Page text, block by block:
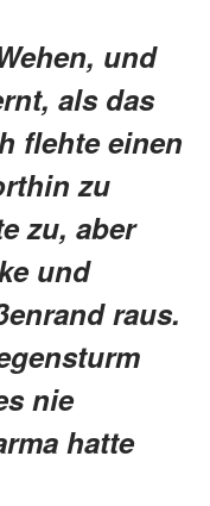
und
als das
flehte einen
zu
zu, aber
und
raus.
nie
hatte